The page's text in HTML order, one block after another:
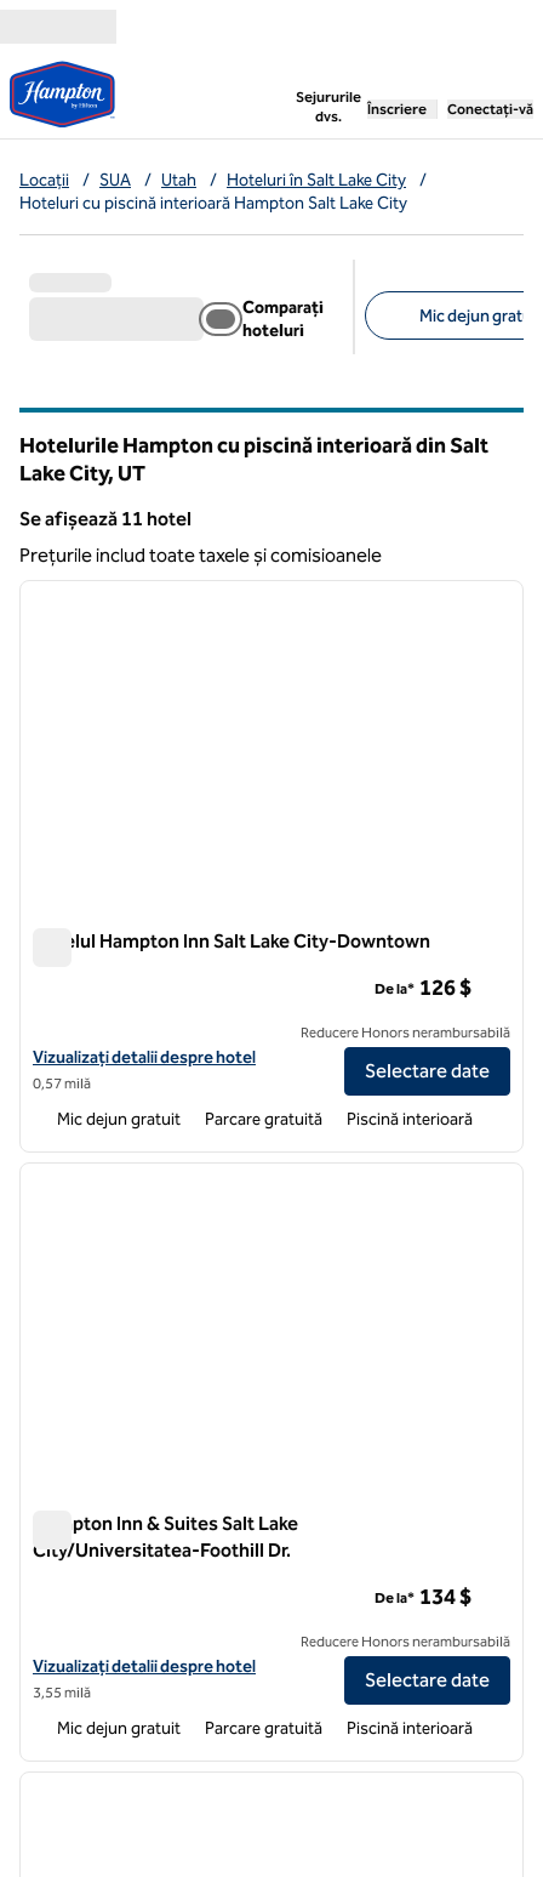
Sejururile
dvs.
, deschide o filă nouă
Înscriere Conectați-vă
Locații / SUA / Utah / Hoteluri în Salt Lake City
/
Hoteluri cu piscină interioară Hampton Salt Lake City
Comparați
hoteluri
Mic dejun
Hotelurile Hampton cu piscină interioară din Salt
Lake City, UT
Se afișează 11 hotel
Se afișează 11 hotel
Prețurile includ toate taxele și comisioanele
1 din 12
Hotelul Hampton Inn Salt Lake City-Downtown
Vizualizați detaliile hotelului Hampton Inn Salt Lake City-Downtown
Vizualizați detalii despre hotel
0,57 milă
De la* 126 $
Reducere Honors nerambursabilă
Selectare date
Mic dejun gratuit Parcare gratuită Piscină interioară
1 din 12
Hampton Inn & Suites Salt Lake
City/Universitatea-Foothill Dr.
Vizualizați detaliile hotelului pentru Hampton Inn & Suites Salt Lake
Vizualizați detalii despre hotel
3,55 milă
De la* 134 $
Reducere Honors nerambursabilă
Selectare date
Mic dejun gratuit Parcare gratuită Piscină interioară
1 din 12